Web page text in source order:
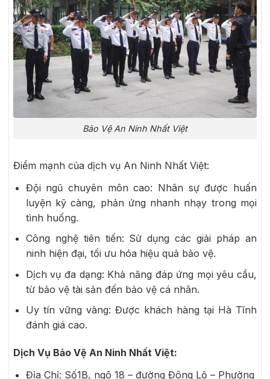
Bảo Vệ An Ninh Nhất Việt
Điểm mạnh của dịch vụ An Ninh Nhất Việt:
Đội ngũ chuyên môn cao: Nhân sự được huấn
luyện kỹ càng, phản ứng nhanh nhạy trong mọi
tình huống.
Công nghệ tiên tiến: Sử dụng các giải pháp an
ninh hiện đại, tối ưu hóa hiệu quả bảo vệ.
Dịch vụ đa dạng: Khả năng đáp ứng mọi yêu cầu,
từ bảo vệ tài sản đến bảo vệ cá nhân.
Uy tín vững vàng: Được khách hàng tại Hà Tĩnh
đánh giá cao.
Dịch Vụ Bảo Vệ An Ninh Nhất Việt:
Địa Chỉ: Số1B, ngõ 18 – đường Đông Lộ – Phường